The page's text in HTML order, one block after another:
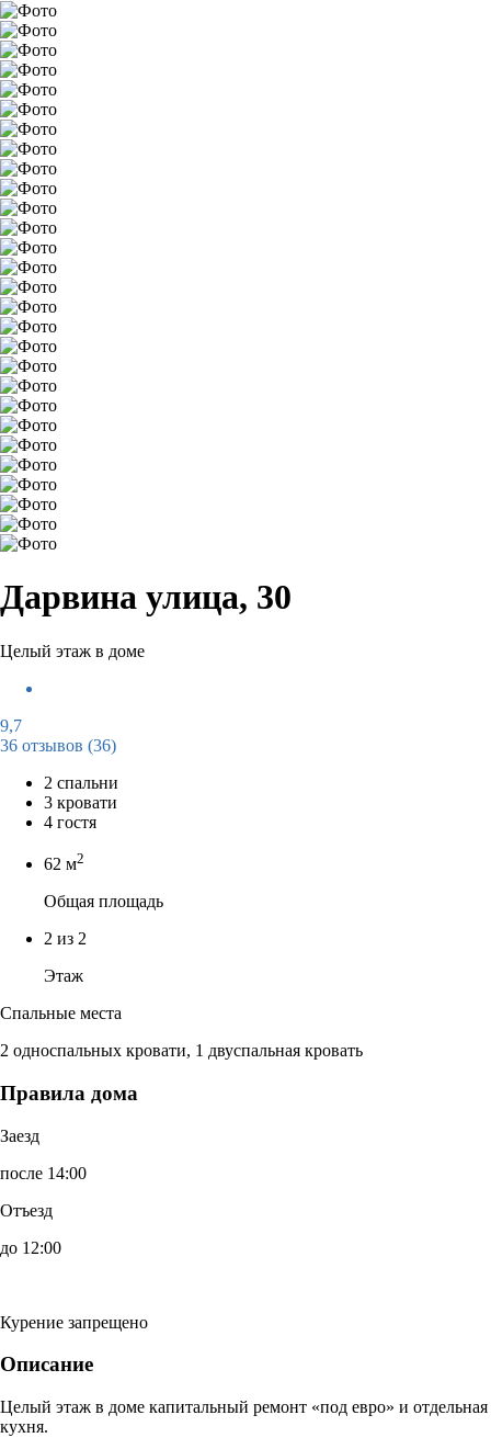
Дарвина улица, 30
Целый этаж в доме
9,7
36 отзывов (36)
2 спальни
3 кровати
4 гостя
62 м2
Общая площадь
2 из 2
Этаж
Спальные места
2 односпальных кровати, 1 двуспальная кровать
Правила дома
Заезд
после 14:00
Отъезд
до 12:00
Курение запрещено
Описание
Целый этаж в доме капитальный ремонт «под евро» и отдельная
кухня.